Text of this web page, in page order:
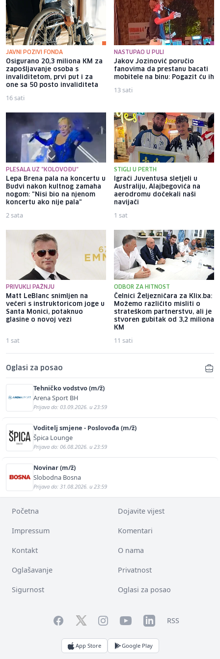
JAVNI POZIVI FONDA
Osigurano 20,3 miliona KM za
zapošljavanje osoba s
invaliditetom, prvi put i za
one sa 50 posto invaliditeta
16 sati
NASTUPAO U PULI
Jakov Jozinović poručio
fanovima da prestanu bacati
mobitele na binu: Pogazit ću ih
13 sati
PLESALA UZ "KOLOVOĐU"
Lepa Brena pala na koncertu u
Budvi nakon kultnog zamaha
nogom: "Nisi bio na njenom
koncertu ako nije pala"
2 sata
STIGLI U PERTH
Igrači Juventusa sletjeli u
Australiju, Alajbegovića na
aerodromu dočekali naši
navijači
1 sat
PRIVUKLI PAŽNJU
Matt LeBlanc snimljen na
večeri s instruktoricom joge u
Santa Monici, potaknuo
glasine o novoj vezi
1 sat
ODBOR ZA HITNOST
Čelnici Željezničara za Klix.ba:
Možemo različito misliti o
strateškom partnerstvu, ali je
stvoren gubitak od 3,2 miliona
KM
11 sati
Oglasi za posao
Tehničko vodstvo (m/ž)
Arena Sport BH
Prijava do: 03.09.2026. u 23:59
Voditelj smjene - Poslovođa (m/ž)
Špica Lounge
Prijava do: 06.08.2026. u 23:59
Novinar (m/ž)
Slobodna Bosna
Prijava do: 31.08.2026. u 23:59
Početna Dojavite vijest
Impressum Komentari
Kontakt O nama
Oglašavanje Privatnost
Sigurnost Oglasi za posao
FacebookTwitterInstagramYouTubeLinkedInRSS
App Store Google Play